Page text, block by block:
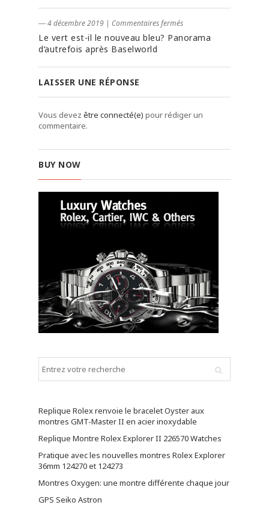
― 4 décembre 2019 | Commentaires fermés
Le vert est-il le nouveau bleu? Panorama
d’autrefois après Baselworld
LAISSER UNE RÉPONSE
Vous devez être connecté(e) pour rédiger un
commentaire.
BUY NOW
Replique Rolex renvoie le bracelet Oyster aux
montres GMT-Master II en acier inoxydable
Replique Montre Rolex Explorer II 226570 Watches
Pratique avec les nouvelles montres Rolex Explorer
36mm 124270 et 124273
Montres Oxygen: une montre différente chaque jour
GPS Seiko Astron